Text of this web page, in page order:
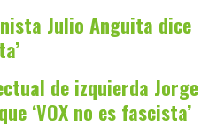
Julio Anguita dice
de izquierda Jorge
‘VOX no es fascista’